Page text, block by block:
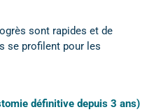
sont rapides et de
se profilent pour les
définitive depuis 3 ans)